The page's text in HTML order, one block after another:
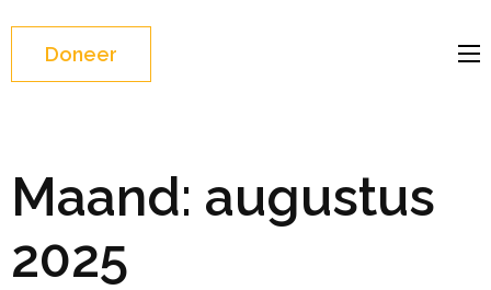
Doneer
Maand: augustus
2025